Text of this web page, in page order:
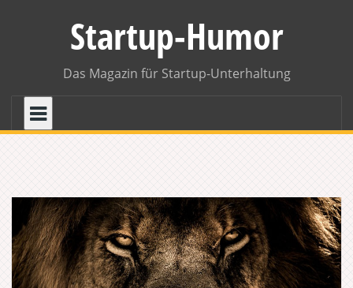
Startup-Humor
Das Magazin für Startup-Unterhaltung